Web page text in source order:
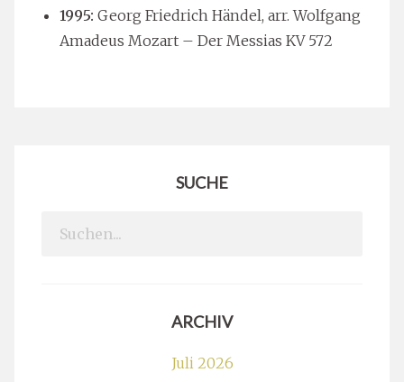
1995: Georg Friedrich Händel, arr. Wolfgang
Amadeus Mozart – Der Messias KV 572
SUCHE
Search
ARCHIV
Juli 2026